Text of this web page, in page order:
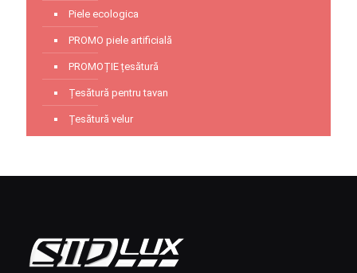
Piele ecologica
PROMO piele artificială
PROMOȚIE țesătură
Țesătură pentru tavan
Țesătură velur